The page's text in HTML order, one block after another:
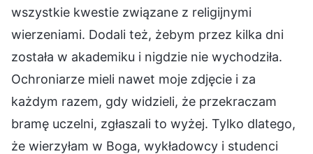
wszystkie kwestie związane z religijnymi
wierzeniami. Dodali też, żebym przez kilka dni
została w akademiku i nigdzie nie wychodziła.
Ochroniarze mieli nawet moje zdjęcie i za
każdym razem, gdy widzieli, że przekraczam
bramę uczelni, zgłaszali to wyżej. Tylko dlatego,
że wierzyłam w Boga, wykładowcy i studenci